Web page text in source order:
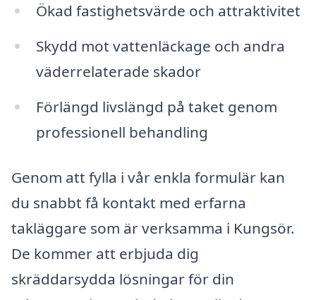
Ökad fastighetsvärde och attraktivitet
Skydd mot vattenläckage och andra
väderrelaterade skador
Förlängd livslängd på taket genom
professionell behandling
Genom att fylla i vår enkla formulär kan
du snabbt få kontakt med erfarna
takläggare som är verksamma i Kungsör.
De kommer att erbjuda dig
skräddarsydda lösningar för din